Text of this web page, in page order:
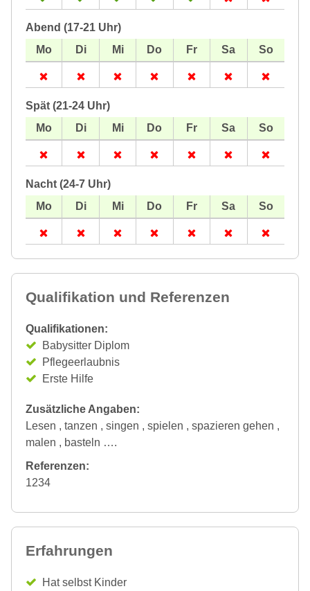
Abend (17-21 Uhr)
Spät (21-24 Uhr)
Nacht (24-7 Uhr)
Qualifikation und Referenzen
Qualifikationen:
Babysitter Diplom
Pflegeerlaubnis
Erste Hilfe
Zusätzliche Angaben:
Lesen , tanzen , singen , spielen , spazieren gehen ,
malen , basteln ….
Referenzen:
1234
Erfahrungen
Hat selbst Kinder